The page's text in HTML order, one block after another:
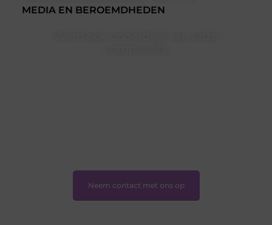
MEDIA EN BEROEMDHEDEN
Neem contact met ons op